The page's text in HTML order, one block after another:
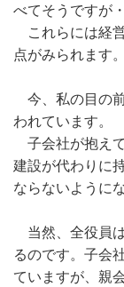
べてそうですが
これらには経
点がみられます。
今、私の目の
われています。
子会社が抱え
建設が代わりに
ならないように
当然、全役員
るのです。子会
ていますが、親